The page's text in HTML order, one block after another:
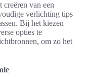
van een
verlichting tips
Bij het kiezen
opties te
om zo het